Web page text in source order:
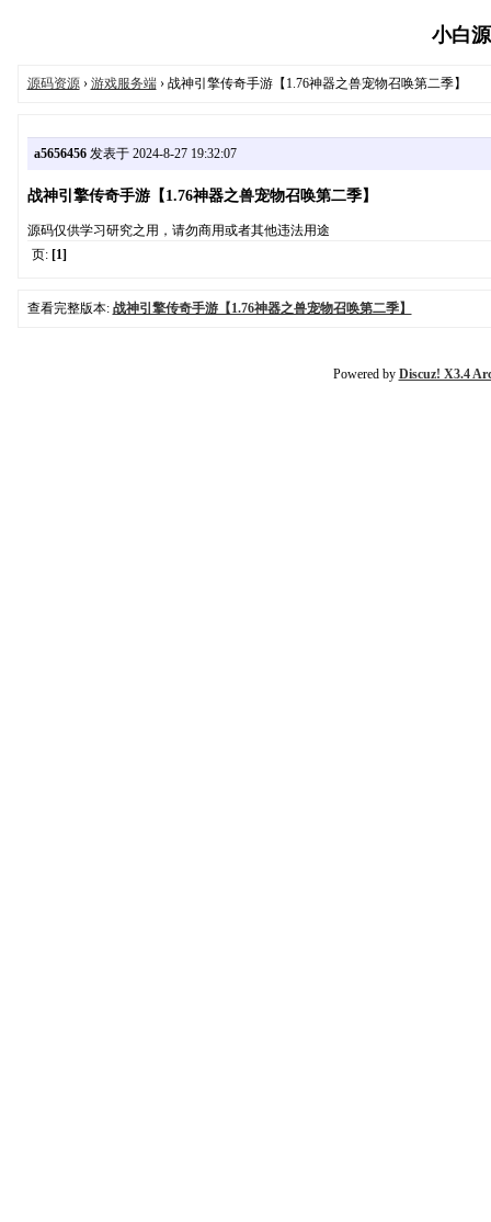
小白
源码资源› 游戏服务端› 战神引擎传奇手游【1.76神器之兽宠物召唤第二季】
a5656456发表于 2024-8-27 19:32:07
战神引擎传奇手游【1.76神器之兽宠物召唤第二季】
源码仅供学习研究之用，请勿商用或者其他违法用途
页: [1]
查看完整版本: 战神引擎传奇手游【1.76神器之兽宠物召唤第二季】
Powered by Discuz! X3.4